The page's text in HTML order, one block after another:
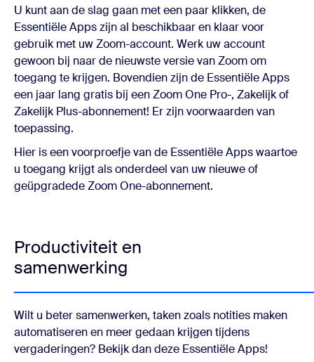
U kunt aan de slag gaan met een paar klikken, de
Essentiële Apps zijn al beschikbaar en klaar voor
gebruik met uw Zoom-account. Werk uw account
gewoon bij naar de nieuwste versie van Zoom om
toegang te krijgen. Bovendien zijn de Essentiële Apps
een jaar lang gratis bij een Zoom One Pro-, Zakelijk of
Zakelijk Plus-abonnement! Er zijn voorwaarden van
toepassing.
Hier is een voorproefje van de Essentiële Apps waartoe
u toegang krijgt als onderdeel van uw nieuwe of
geüpgradede Zoom One-abonnement.
Productiviteit en
samenwerking
Wilt u beter samenwerken, taken zoals notities maken
automatiseren en meer gedaan krijgen tijdens
vergaderingen? Bekijk dan deze Essentiële Apps!